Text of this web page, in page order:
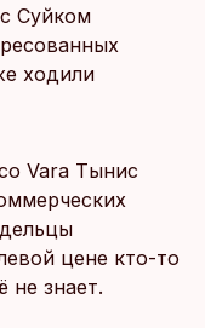
Суйком
ходили
Vara Тынис
цене кто-то
не знает.